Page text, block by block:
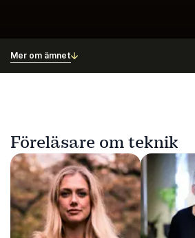
Mer om ämnet
Föreläsare om teknik